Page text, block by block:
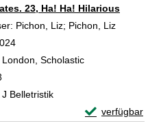
23, Ha! Ha! Hilarious
Pichon, Liz; Pichon, Liz
London, Scholastic
J Belletristik
verfügbar
Exemplar-